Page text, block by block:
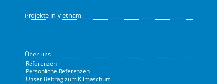
Projekte in Vietnam
Über uns
Referenzen
Persönliche Referenzen
Unser Beitrag zum Klimaschutz